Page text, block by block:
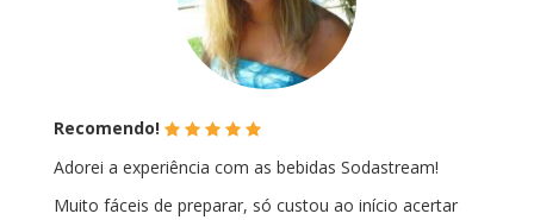
Recomendo! (*)(*)(*)(*)(*)
Adorei a experiência com as bebidas Sodastream!
Muito fáceis de preparar, só custou ao início acertar